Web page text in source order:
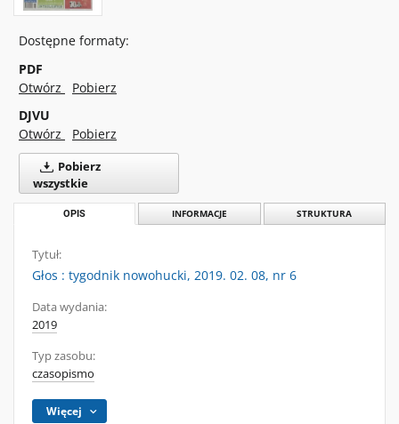
Dostępne formaty:
PDF
Otwórz
Pobierz
DJVU
Otwórz
Pobierz
Pobierz
wszystkie
OPIS INFORMACJE STRUKTURA
Tytuł:
Głos : tygodnik nowohucki, 2019. 02. 08, nr 6
Data wydania:
2019
Typ zasobu:
czasopismo
Więcej